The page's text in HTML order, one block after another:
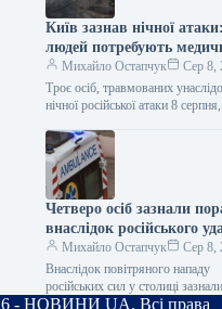
Київ зазнав нічної
людей потребують
допомоги
Михайло Остапчук
Сер 8,
Троє осіб, травмованих
нічної російської атаки 8
столиці. Як передає Укрінформ,
інформацію про…
Четверо осіб зазнали
внаслідок російського
по Києву.
Михайло Остапчук
Сер 8,
Внаслідок повітряного нападу
російських сил у столиці зазнали
поранень четверо людей. Про це
- НОВИНИ UA. Всі права